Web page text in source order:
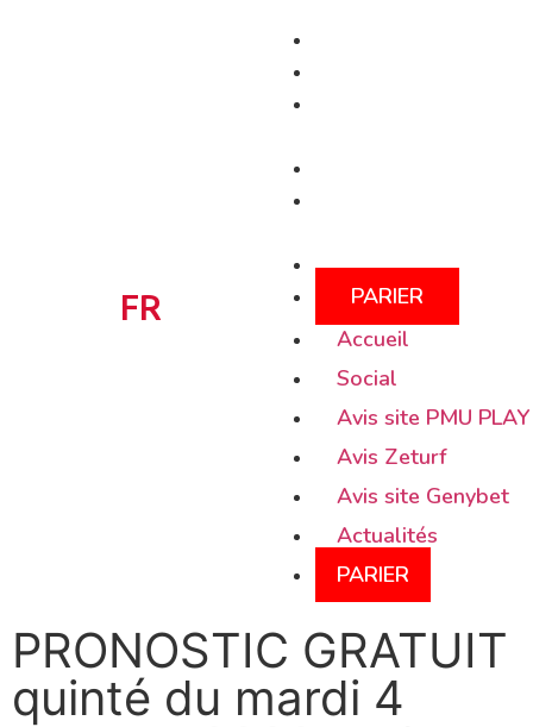
FR
Actualités
PARIER
Accueil
Social
Avis site PMU PLAY
Avis Zeturf
Avis site Genybet
Actualités
PARIER
PRONOSTIC GRATUIT
quinté du mardi 4